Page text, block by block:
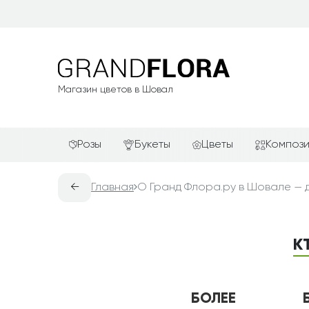
Магазин цветов в Шовал
Розы Букеты Цветы
Цветы в
← Главная О Гранд Флора.ру в Шовале —
БОЛЕЕ